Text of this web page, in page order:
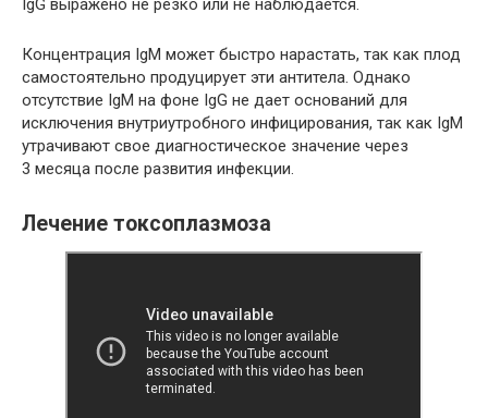
IgG выражено не резко или не наблюдается.
Концентрация IgM может быстро нарастать, так как плод
самостоятельно продуцирует эти антитела. Однако
отсутствие IgM на фоне IgG не дает оснований для
исключения внутриутробного инфицирования, так как IgM
утрачивают свое диагностическое значение через
3 месяца после развития инфекции.
Лечение токсоплазмоза